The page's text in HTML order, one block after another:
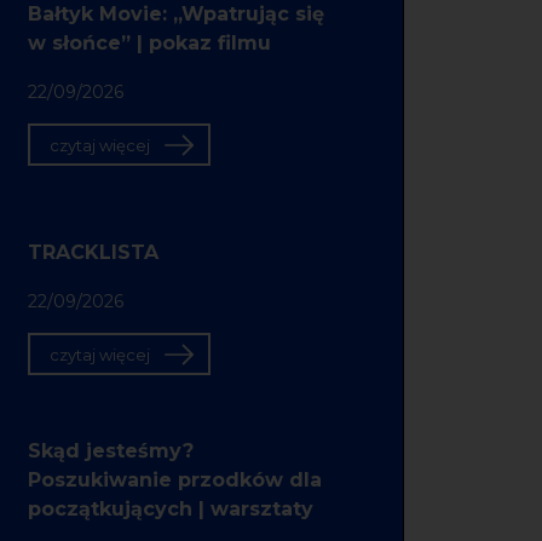
Bałtyk Movie: „Wpatrując się
w słońce” | pokaz filmu
22/09/2026
czytaj więcej
TRACKLISTA
22/09/2026
czytaj więcej
Skąd jesteśmy?
Poszukiwanie przodków dla
początkujących | warsztaty